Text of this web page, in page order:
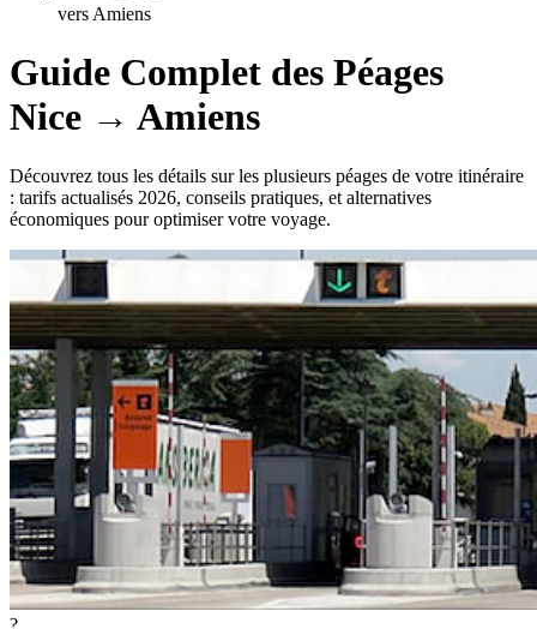
vers Amiens
Guide Complet des Péages
Nice → Amiens
Découvrez tous les détails sur les plusieurs péages de votre itinéraire
: tarifs actualisés 2026, conseils pratiques, et alternatives
économiques pour optimiser votre voyage.
?